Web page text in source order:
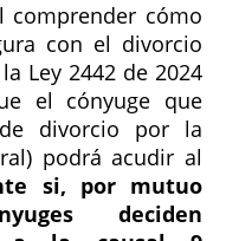
comprender cómo
con el divorcio
Ley 2442 de 2024
el cónyuge que
divorcio por la
podrá acudir al
si, por mutuo
deciden